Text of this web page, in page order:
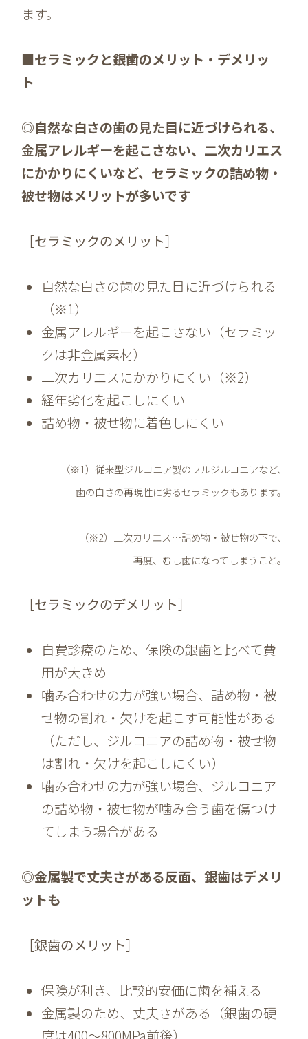
ます。
■セラミックと銀歯のメリット・デメリッ
ト
◎自然な白さの歯の見た目に近づけられる、
金属アレルギーを起こさない、二次カリエス
にかかりにくいなど、セラミックの詰め物・
被せ物はメリットが多いです
［セラミックのメリット］
自然な白さの歯の見た目に近づけられる
（※1）
金属アレルギーを起こさない（セラミッ
クは非金属素材）
二次カリエスにかかりにくい（※2）
経年劣化を起こしにくい
詰め物・被せ物に着色しにくい
（※1）従来型ジルコニア製のフルジルコニアなど、
歯の白さの再現性に劣るセラミックもあります。
（※2）二次カリエス…詰め物・被せ物の下で、
再度、むし歯になってしまうこと。
［セラミックのデメリット］
自費診療のため、保険の銀歯と比べて費
用が大きめ
噛み合わせの力が強い場合、詰め物・被
せ物の割れ・欠けを起こす可能性がある
（ただし、ジルコニアの詰め物・被せ物
は割れ・欠けを起こしにくい）
噛み合わせの力が強い場合、ジルコニア
の詰め物・被せ物が噛み合う歯を傷つけ
てしまう場合がある
◎金属製で丈夫さがある反面、銀歯はデメリ
ットも
［銀歯のメリット］
保険が利き、比較的安価に歯を補える
金属製のため、丈夫さがある（銀歯の硬